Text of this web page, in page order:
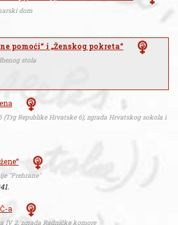
dom
pomoći“ i „Ženskog pokreta“
stola
Republike Hrvatske 6), zgrada Hrvatskog sokola i
"Prehrane"
a
IV 2, zgrada Radničke komore